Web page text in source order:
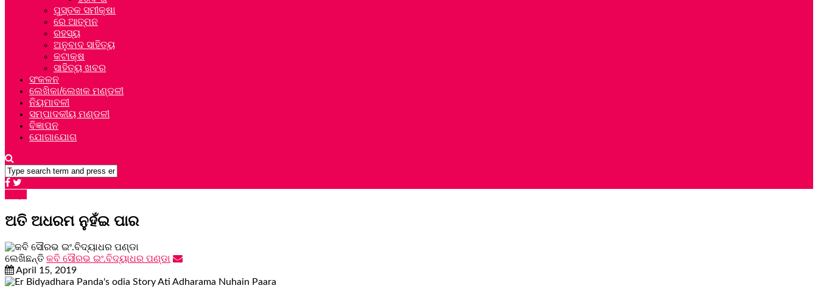
ପୁସ୍ତକ ସମୀକ୍ଷା
ରେ ଆତ୍ମନ
ରହସ୍ୟ
ଅନୁବାଦ ସାହିତ୍ୟ
କଟାକ୍ଷ
ସାହିତ୍ୟ ଖବର
ସଂକଳନ
ଲେଖିକା/ଲେଖକ ମଣ୍ଡଳୀ
ନିୟମାବଳୀ
ସମ୍ପାଦକୀୟ ମଣ୍ଡଳୀ
ବିଜ୍ଞାପନ
ଯୋଗାଯୋଗ
ଅତି ଅଧରମ ନୁହଁଇ ପାର
ଲେଖିଛନ୍ତି କବି ସୌରଭ ଇଂ.ବିଦ୍ୟାଧର ପଣ୍ଡା
April 15, 2019